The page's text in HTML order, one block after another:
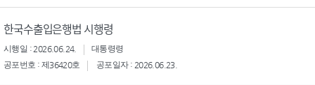
한국수출입은행법 시행령
시행일 : 2026.06.24.
대통령령
공포번호 : 제36420호
공포일자 : 2026.06.23.